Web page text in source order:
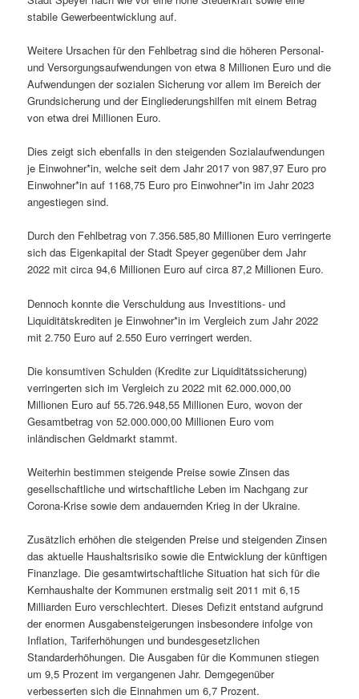
stabile Gewerbeentwicklung auf.
Weitere Ursachen für den Fehlbetrag sind die höheren Personal-
und Versorgungsaufwendungen von etwa 8 Millionen Euro und die
Aufwendungen der sozialen Sicherung vor allem im Bereich der
Grundsicherung und der Eingliederungshilfen mit einem Betrag
von etwa drei Millionen Euro.
Dies zeigt sich ebenfalls in den steigenden Sozialaufwendungen
je Einwohner*in, welche seit dem Jahr 2017 von 987,97 Euro pro
Einwohner*in auf 1168,75 Euro pro Einwohner*in im Jahr 2023
angestiegen sind.
Durch den Fehlbetrag von 7.356.585,80 Millionen Euro verringerte
sich das Eigenkapital der Stadt Speyer gegenüber dem Jahr
2022 mit circa 94,6 Millionen Euro auf circa 87,2 Millionen Euro.
Dennoch konnte die Verschuldung aus Investitions- und
Liquiditätskrediten je Einwohner*in im Vergleich zum Jahr 2022
mit 2.750 Euro auf 2.550 Euro verringert werden.
Die konsumtiven Schulden (Kredite zur Liquiditätssicherung)
verringerten sich im Vergleich zu 2022 mit 62.000.000,00
Millionen Euro auf 55.726.948,55 Millionen Euro, wovon der
Gesamtbetrag von 52.000.000,00 Millionen Euro vom
inländischen Geldmarkt stammt.
Weiterhin bestimmen steigende Preise sowie Zinsen das
gesellschaftliche und wirtschaftliche Leben im Nachgang zur
Corona-Krise sowie dem andauernden Krieg in der Ukraine.
Zusätzlich erhöhen die steigenden Preise und steigenden Zinsen
das aktuelle Haushaltsrisiko sowie die Entwicklung der künftigen
Finanzlage. Die gesamtwirtschaftliche Situation hat sich für die
Kernhaushalte der Kommunen erstmalig seit 2011 mit 6,15
Milliarden Euro verschlechtert. Dieses Defizit entstand aufgrund
der enormen Ausgabensteigerungen insbesondere infolge von
Inflation, Tariferhöhungen und bundesgesetzlichen
Standarderhöhungen. Die Ausgaben für die Kommunen stiegen
um 9,5 Prozent im vergangenen Jahr. Demgegenüber
verbesserten sich die Einnahmen um 6,7 Prozent.